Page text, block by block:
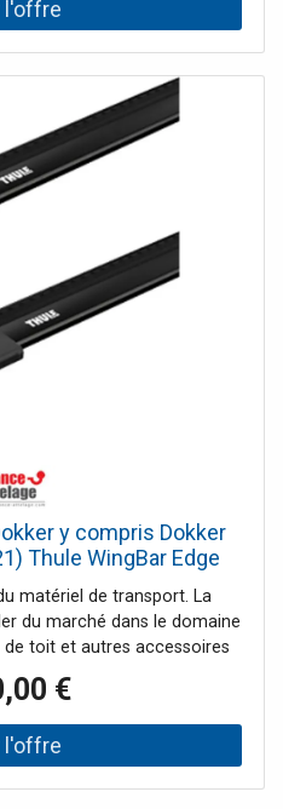
remorque, n'est pas
la fiche technique.
y compris Dokker
Thule WingBar Edge
Alu
matériel de transport. La
du marché dans le domaine
toit et autres accessoires
auto. France Attelage vous
la marque Thule et vous
tout au long de l'année.
€